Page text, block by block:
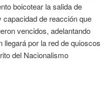
boicotear la salida de
capacidad de reacción que
vencidos, adelantando
por la red de quioscos
del Nacionalismo